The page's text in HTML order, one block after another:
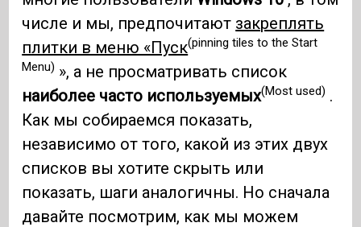
числе и мы, предпочитают закреплять
плитки в меню «Пуск(pinning tiles to the Start
Menu) », а не просматривать список
наиболее часто используемых(Most used) .
Как мы собираемся показать,
независимо от того, какой из этих двух
списков вы хотите скрыть или
показать, шаги аналогичны. Но сначала
давайте посмотрим, как мы можем